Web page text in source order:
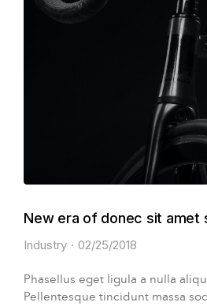
New era of donec sit amet
Industry 02/25/2018
Phasellus eget ligula a nulla
Pellentesque tincidunt massa